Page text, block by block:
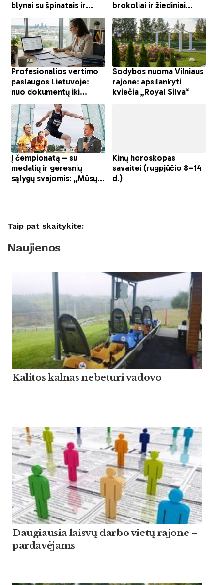
Taip pat skaitykite:
Naujienos
Kalitos kalnas nebeturi vadovo
Daugiausia laisvų darbo vietų rajone –
pardavėjams